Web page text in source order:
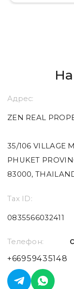
Адрес:
ZEN REAL
35/106 VILLAGE
PHUKET
83000,
Tax ID:
0835566032411
Телефон:
+66959435148